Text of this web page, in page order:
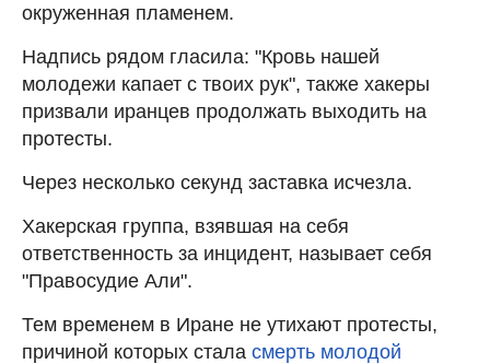
окруженная пламенем.
Надпись рядом гласила: "Кровь нашей
молодежи капает с твоих рук", также хакеры
призвали иранцев продолжать выходить на
протесты.
Через несколько секунд заставка исчезла.
Хакерская группа, взявшая на себя
ответственность за инцидент, называет себя
"Правосудие Али".
Тем временем в Иране не утихают протесты,
причиной которых стала смерть молодой